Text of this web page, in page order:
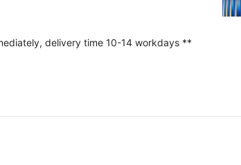
delivery time 10-14 workdays **